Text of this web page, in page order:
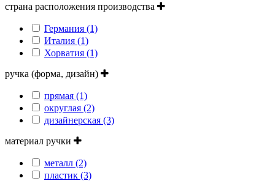
страна расположения производства
Германия (1)
Италия (1)
Хорватия (1)
ручка (форма, дизайн)
прямая (1)
округлая (2)
дизайнерская (3)
материал ручки
металл (2)
пластик (3)